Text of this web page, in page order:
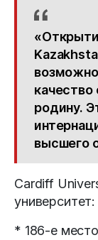
качество
родину.
высшего
Cardiff
университет:
* 186-е